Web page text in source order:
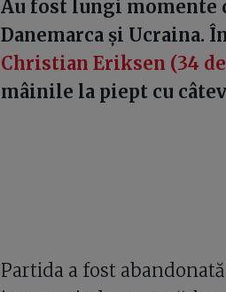
Au fost lungi momente
Danemarca și Ucraina.
Christian Eriksen (34
mâinile la piept cu
Partida a fost